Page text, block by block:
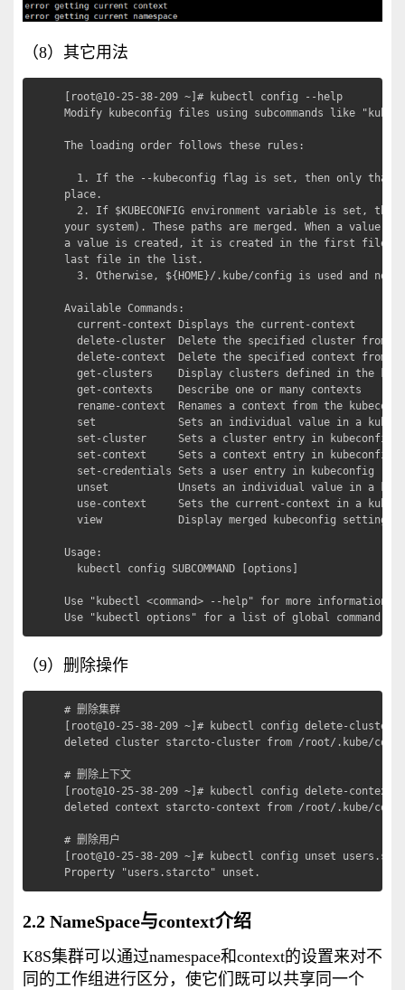
（8）其它用法
[root@10-25-38-209 ~]# kubectl config --help
Modify kubeconfig files using subcommands like
The loading order follows these rules:
1. If the --kubeconfig flag is set, then only that
place.
2. If $KUBECONFIG environment variable is set,
your system). These paths are merged. When a
a value is created, it is created in the first file
last file in the list.
3. Otherwise, ${HOME}/.kube/config is used and no
Available Commands:
current-context Displays the current-context
delete-cluster  Delete the specified cluster from
delete-context  Delete the specified context from
get-clusters    Display clusters defined in the
get-contexts    Describe one or many contexts
rename-context  Renames a context from the
set             Sets an individual value in a
set-cluster     Sets a cluster entry in kubeconfig
set-context     Sets a context entry in kubeconfig
set-credentials Sets a user entry in kubeconfig
unset           Unsets an individual value in a
use-context     Sets the current-context in a
view            Display merged kubeconfig
Usage:
kubectl config SUBCOMMAND [options]
Use "kubectl <command> --help" for more information
Use "kubectl options" for a list of global command-
（9）删除操作
# 删除集群
[root@10-25-38-209 ~]# kubectl config delete-
deleted cluster starcto-cluster from /root/.kube/
# 删除上下文
[root@10-25-38-209 ~]# kubectl config delete-context
deleted context starcto-context from /root/.kube/
# 删除用户
[root@10-25-38-209 ~]# kubectl config unset
Property "users.starcto" unset.
2.2 NameSpace与context介绍
K8S集群可以通过namespace和context的设置来对不
同的工作组进行区分，使它们既可以共享同一个